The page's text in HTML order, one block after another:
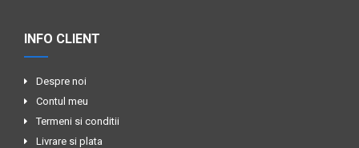
INFO CLIENT
Despre noi
Contul meu
Termeni si conditii
Livrare si plata